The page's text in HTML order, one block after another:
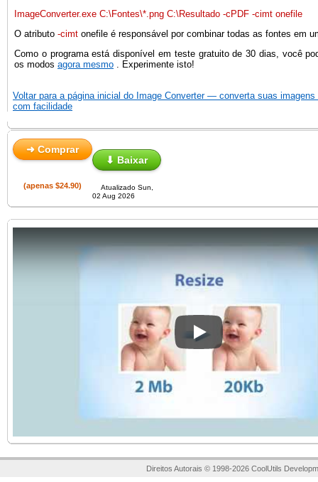
ImageConverter.exe C:\Fontes\*.png C:\Resultado -cPDF -cimt onefile
O atributo -cimt onefile é responsável por combinar todas as fontes em
Como o programa está disponível em teste gratuito de 30 dias, você
os modos agora mesmo . Experimente isto!
Voltar para a página inicial do Image Converter — converta suas imagens
com facilidade
➜ Comprar
⬇ Baixar
(apenas $24.90)
Atualizado Sun,
02 Aug 2026
Play
Direitos Autorais © 1998-2026 CoolUtils